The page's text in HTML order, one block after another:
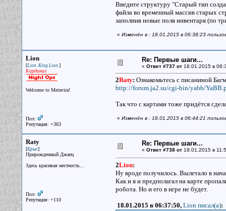
Введите структуру "Старый тип
файла во временный массив старых
заполнив новые поля инвентаря (по
« Изменён в : 18.01.2015 в 06:38:23
Lion
[Lion. King Lion.]
Кардинал
Welcome to Metavira!
Пол:
Репутация: +363
Re: Первые шаги...
« Ответ #737 от18.01.2015 в
2Raty: Ознакомьтесь с писаниной
http://forum.ja2.su/cgi-bin/yabb/
Так что с картами тоже придётся
« Изменён в : 18.01.2015 в 06:44:21
Raty
[Крыс]
Прирожденный Джаец
Здесь красивая местность...
Пол:
Репутация: +110
Re: Первые шаги...
« Ответ #738 от18.01.2015 в
2Lion:
Ну вроде получилось. Вылетало в
Как и я и предполагал на карте
робота. Но и его в игре не будет.
18.01.2015 в 06:37:50, Lion писал(a):